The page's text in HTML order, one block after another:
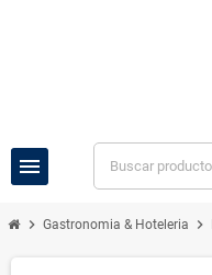
menu
chevron_right Gastronomia & Hoteleria chevron_right